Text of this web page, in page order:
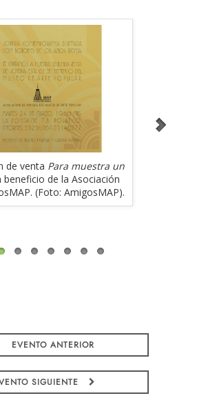
de venta Para muestra un
de la Asociación
(Foto: AmigosMAP).
EVENTO ANTERIOR
SIGUIENTE